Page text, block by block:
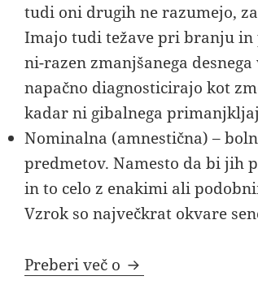
tudi oni drugih ne razumejo,
Imajo tudi težave pri branju
ni-razen zmanjšanega
napačno diagnosticirajo kot
kadar ni gibalnega
Nominalna (amnestična) –
predmetov. Namesto da bi jih
in to celo z enakimi ali
Vzrok so največkrat okvare
Preberi več o Nevrologija